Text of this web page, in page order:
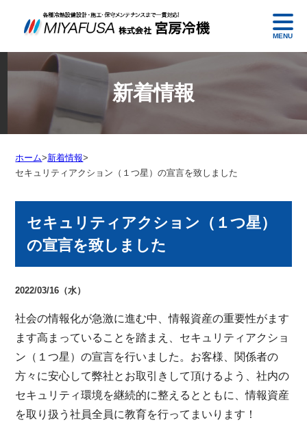
MENU
新着情報
ホーム>新着情報>
セキュリティアクション（１つ星）の宣言を致しました
セキュリティアクション（１つ星）
の宣言を致しました
2022/03/16（水）
社会の情報化が急激に進む中、情報資産の重要性がます
ます高まっていることを踏まえ、セキュリティアクショ
ン（１つ星）の宣言を行いました。お客様、関係者の
方々に安心して弊社とお取引きして頂けるよう、社内の
セキュリティ環境を継続的に整えるとともに、情報資産
を取り扱う社員全員に教育を行ってまいります！